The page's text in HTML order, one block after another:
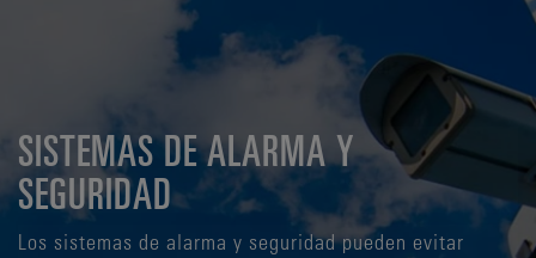
SISTEMAS DE ALARMA Y
SEGURIDAD
Los sistemas de alarma y seguridad pueden evitar